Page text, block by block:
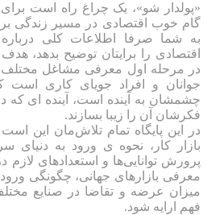
«پولدار شو»، یک چراغ راه است
گام خوب اقتصادی در مسیر زندگی
به شما صرفا اطلاعات کلی درباره
اقتصادی را برایتان توضیح بدهد،
در مرحله اول معرفی مشاغل مختلف
جوانان و افراد جویای کاری است
چشمشان به آینده است، آینده ای که
فکرشان آن را زیبا بسازند.
در این پایگاه تمام تلاش‌مان این
بازار کار، نحوه ی ورود به دنیای
پرورش توانایی‌ها و استعدادهای لازم
معرفی بازارهای جهانی، چگونگی
میزان عرضه و تقاضا در صنایع
فهم ارایه شود.